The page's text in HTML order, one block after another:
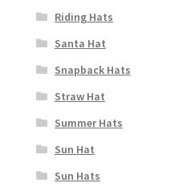
Riding Hats
Santa Hat
Snapback Hats
Straw Hat
Summer Hats
Sun Hat
Sun Hats